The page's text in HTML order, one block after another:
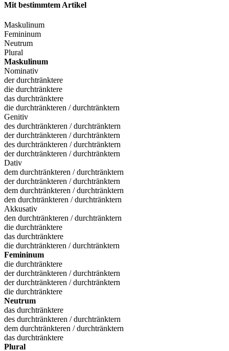
Mit bestimmtem Artikel
Maskulinum
Femininum
Neutrum
Plural
Maskulinum
Nominativ
der durchtränktere
die durchtränktere
das durchtränktere
die durchtränkteren / durchtränktern
Genitiv
des durchtränkteren / durchtränktern
der durchtränkteren / durchtränktern
des durchtränkteren / durchtränktern
der durchtränkteren / durchtränktern
Dativ
dem durchtränkteren / durchtränktern
der durchtränkteren / durchtränktern
dem durchtränkteren / durchtränktern
den durchtränkteren / durchtränktern
Akkusativ
den durchtränkteren / durchtränktern
die durchtränktere
das durchtränktere
die durchtränkteren / durchtränktern
Femininum
die durchtränktere
der durchtränkteren / durchtränktern
der durchtränkteren / durchtränktern
die durchtränktere
Neutrum
das durchtränktere
des durchtränkteren / durchtränktern
dem durchtränkteren / durchtränktern
das durchtränktere
Plural